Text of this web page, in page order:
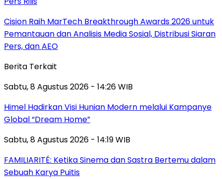
Cision Raih MarTech Breakthrough Awards 2026 untuk
Pemantauan dan Analisis Media Sosial, Distribusi Siaran
Pers, dan AEO
Berita Terkait
Sabtu, 8 Agustus 2026 - 14:26 WIB
Himel Hadirkan Visi Hunian Modern melalui Kampanye
Global “Dream Home”
Sabtu, 8 Agustus 2026 - 14:19 WIB
FAMILIARITÉ: Ketika Sinema dan Sastra Bertemu dalam
Sebuah Karya Puitis